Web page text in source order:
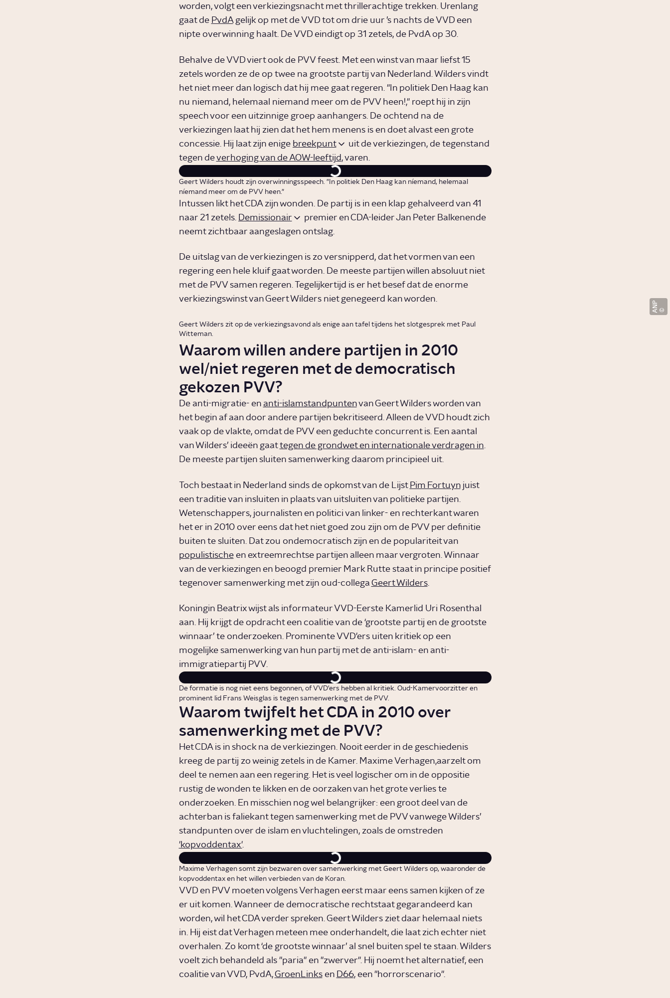
worden, volgt een verkiezingsnacht met thrillerachtige trekken. Urenlang
gaat de PvdAgelijk op met de VVD tot om drie uur ’s nachts de VVD een
nipte overwinning haalt. De VVD eindigt op 31 zetels, de PvdA op 30.
Behalve de VVD viert ook de PVV feest. Met een winst van maar liefst 15
zetels worden ze de op twee na grootste partij van Nederland. Wilders vindt
het niet meer dan logisch dat hij mee gaat regeren. "In politiek Den Haag kan
nu niemand, helemaal niemand meer om de PVV heen!," roept hij in zijn
speech voor een uitzinnige groep aanhangers. De ochtend na de
verkiezingen laat hij zien dat het hem menens is en doet alvast een grote
concessie. Hij laat zijn enige breekpunt
uit de verkiezingen, de tegenstand
tegen deverhoging van de AOW-leeftijd, varen.
Geert Wilders houdt zijn overwinningsspeech. "In politiek Den Haag kan níemand, helemaal
níemand meer om de PVV heen."
Intussen likt het CDA zijn wonden. De partij is in een klap gehalveerd van 41
naar 21 zetels. Demissionair
premier en CDA-leider Jan Peter Balkenende
neemt zichtbaar aangeslagen ontslag.
De uitslag van de verkiezingen is zo versnipperd, dat het vormen van een
regering een hele kluif gaat worden. De meeste partijen willen absoluut niet
met de PVV samen regeren. Tegelijkertijd is er het besef dat de enorme
verkiezingswinst van Geert Wilders niet genegeerd kan worden.
ANP
Geert Wilders zit op de verkiezingsavond als enige aan tafel tijdens het slotgesprek met Paul
Witteman.
Waarom willen andere partijen in 2010
wel/niet regeren met de democratisch
gekozen PVV?
De anti-migratie- en anti-islamstandpuntenvan Geert Wilders worden van
het begin af aan door andere partijen bekritiseerd. Alleen de VVD houdt zich
vaak op de vlakte, omdat de PVV een geduchte concurrent is. Een aantal
van Wilders’ ideeën gaattegen de grondwet en internationale verdragen in.
De meeste partijen sluiten samenwerking daarom principieel uit.
Toch bestaat in Nederland sinds de opkomst van de Lijst Pim Fortuynjuist
een traditie van insluiten in plaats van uitsluiten van politieke partijen.
Wetenschappers, journalisten en politici van linker- en rechterkant waren
het er in 2010 over eens dat het niet goed zou zijn om de PVV per definitie
buiten te sluiten. Dat zou ondemocratisch zijn en de populariteit van
populistischeen extreemrechtse partijen alleen maar vergroten. Winnaar
van de verkiezingen en beoogd premier Mark Rutte staat in principe positief
tegenover samenwerking met zijn oud-collega Geert Wilders.
Koningin Beatrix wijst als informateur VVD-Eerste Kamerlid Uri Rosenthal
aan. Hij krijgt de opdracht een coalitie van de ‘grootste partij en de grootste
winnaar’ te onderzoeken. Prominente VVD'ers uiten kritiek op een
mogelijke samenwerking van hun partij met de anti-islam- en anti-
immigratiepartij PVV.
De formatie is nog niet eens begonnen, of VVD'ers hebben al kritiek. Oud-Kamervoorzitter en
prominent lid Frans Weisglas is tegen samenwerking met de PVV.
Waarom twijfelt het CDA in 2010 over
samenwerking met de PVV?
Het CDA is in shock na de verkiezingen. Nooit eerder in de geschiedenis
kreeg de partij zo weinig zetels in de Kamer. Maxime Verhagen,aarzelt om
deel te nemen aan een regering. Het is veel logischer om in de oppositie
rustig de wonden te likken en de oorzaken van het grote verlies te
onderzoeken. En misschien nog wel belangrijker: een groot deel van de
achterban is faliekant tegen samenwerking met de PVV vanwege Wilders’
standpunten over de islam en vluchtelingen, zoals de omstreden
'kopvoddentax'.
Maxime Verhagen somt zijn bezwaren over samenwerking met Geert Wilders op, waaronder de
kopvoddentax en het willen verbieden van de Koran.
VVD en PVV moeten volgens Verhagen eerst maar eens samen kijken of ze
er uit komen. Wanneer de democratische rechtstaat gegarandeerd kan
worden, wil het CDA verder spreken. Geert Wilders ziet daar helemaal niets
in. Hij eist dat Verhagen meteen mee onderhandelt, die laat zich echter niet
overhalen. Zo komt ‘de grootste winnaar’ al snel buiten spel te staan. Wilders
voelt zich behandeld als "paria" en "zwerver". Hij noemt het alternatief, een
coalitie van VVD, PvdA,GroenLinksen D66, een "horrorscenario".